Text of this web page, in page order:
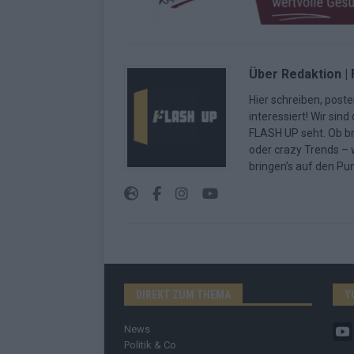
Über Redaktion |
Hier schreiben,
interessiert! Wir sind
FLASH UP seht. Ob
oder crazy Trends –
bringen’s auf den
DIREKT ZUM THEMA
News
Politik & Co